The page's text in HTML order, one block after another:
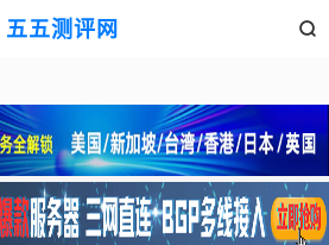
五五测评网 